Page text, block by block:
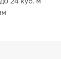
до 24 куб. м